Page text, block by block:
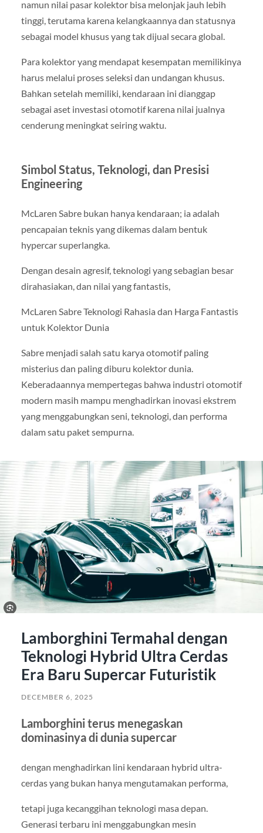
namun nilai pasar kolektor bisa melonjak jauh lebih
tinggi, terutama karena kelangkaannya dan statusnya
sebagai model khusus yang tak dijual secara global.
Para kolektor yang mendapat kesempatan memilikinya
harus melalui proses seleksi dan undangan khusus.
Bahkan setelah memiliki, kendaraan ini dianggap
sebagai aset investasi otomotif karena nilai jualnya
cenderung meningkat seiring waktu.
Simbol Status, Teknologi, dan Presisi
Engineering
McLaren Sabre bukan hanya kendaraan; ia adalah
pencapaian teknis yang dikemas dalam bentuk
hypercar superlangka.
Dengan desain agresif, teknologi yang sebagian besar
dirahasiakan, dan nilai yang fantastis,
McLaren Sabre Teknologi Rahasia dan Harga Fantastis
untuk Kolektor Dunia
Sabre menjadi salah satu karya otomotif paling
misterius dan paling diburu kolektor dunia.
Keberadaannya mempertegas bahwa industri otomotif
modern masih mampu menghadirkan inovasi ekstrem
yang menggabungkan seni, teknologi, dan performa
dalam satu paket sempurna.
Lamborghini Termahal dengan
Teknologi Hybrid Ultra Cerdas
Era Baru Supercar Futuristik
DECEMBER 6, 2025
Lamborghini terus menegaskan
dominasinya di dunia supercar
dengan menghadirkan lini kendaraan hybrid ultra-
cerdas yang bukan hanya mengutamakan performa,
tetapi juga kecanggihan teknologi masa depan.
Generasi terbaru ini menggabungkan mesin